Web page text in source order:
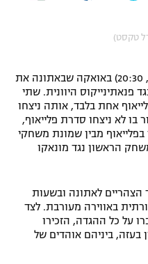
טקסט)
מכבי תל אביב תפתח הערב (שלישי, 20:30) באואקה שבאתונה את
פנאתינייקוס היוונית. שתי
אחת בלבד, אותה ניצחו
עשור בו לא ניצחו סדרת פלייאוף,
מבין שמונת משחקי
הראשון נגד מונאקו
הצהריים לאתונה ובשעות
באווירה מעורבת. לצד
על כל ההגדה, הזכירו
בעזה, ביניהם אוהדים של